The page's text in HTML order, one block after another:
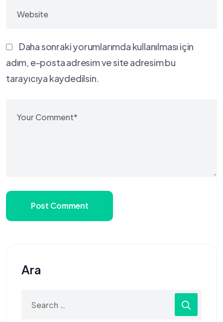
Daha sonraki yorumlarımda kullanılması için
adım, e-posta adresim ve site adresim bu
tarayıcıya kaydedilsin.
Post Comment
Ara
for: